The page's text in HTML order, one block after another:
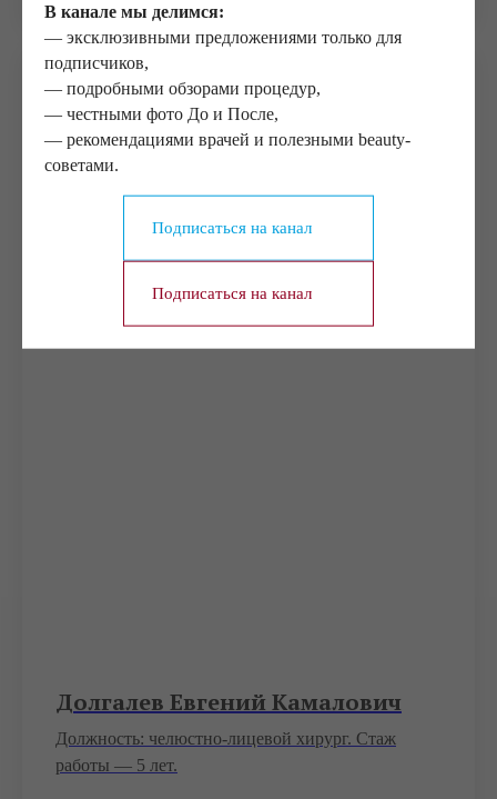
В канале мы делимся:
— эксклюзивными предложениями только для
подписчиков,
— подробными обзорами процедур,
— честными фото До и После,
— рекомендациями врачей и полезными beauty-
советами.
Подписаться на канал
Подписаться на канал
Долгалев Евгений Камалович
Должность: челюстно-лицевой хирург. Стаж
работы — 5 лет.